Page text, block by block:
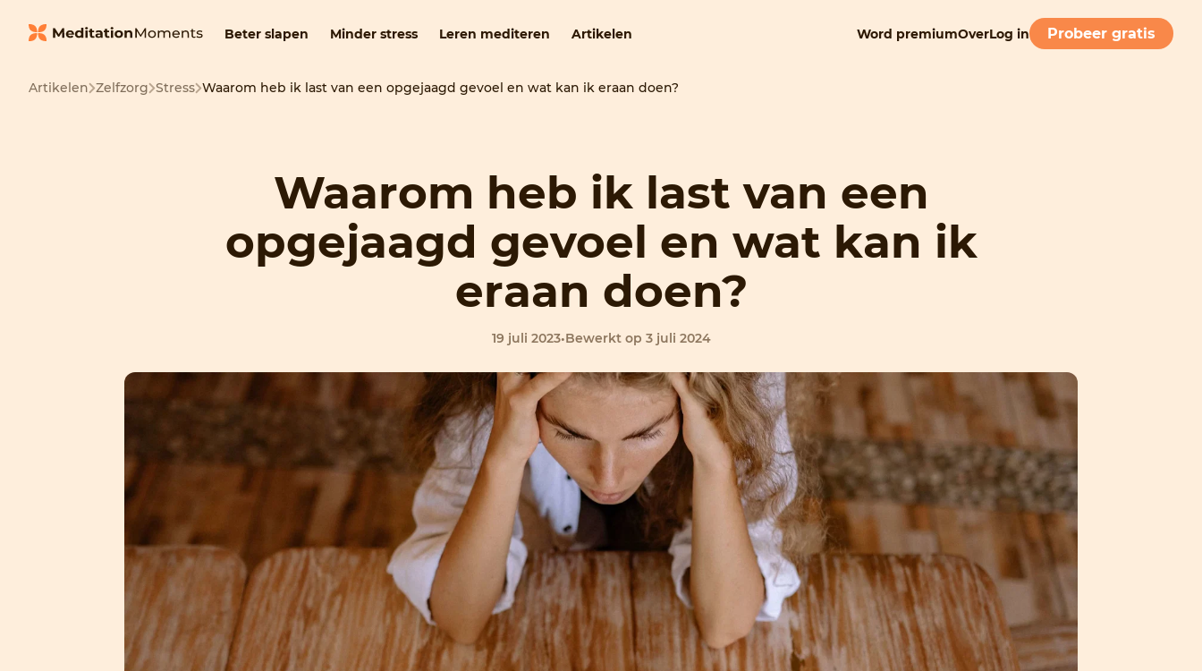
Beter slapen Minder stress Leren mediteren Artikelen Word premiumOverLog in Probeer gratis
Artikelen Zelfzorg Stress Waarom heb ik last van een opgejaagd gevoel en wat kan ik eraan doen?
Waarom heb ik last van een
opgejaagd gevoel en wat kan ik
eraan doen?
19 juli 2023•Bewerkt op 3 juli 2024